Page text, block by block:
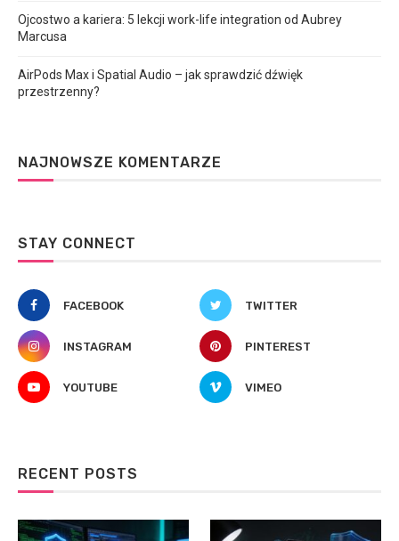
Ojcostwo a kariera: 5 lekcji work-life integration od Aubrey
Marcusa
AirPods Max i Spatial Audio – jak sprawdzić dźwięk
przestrzenny?
NAJNOWSZE KOMENTARZE
STAY CONNECT
FACEBOOK TWITTER
INSTAGRAM PINTEREST
YOUTUBE VIMEO
RECENT POSTS